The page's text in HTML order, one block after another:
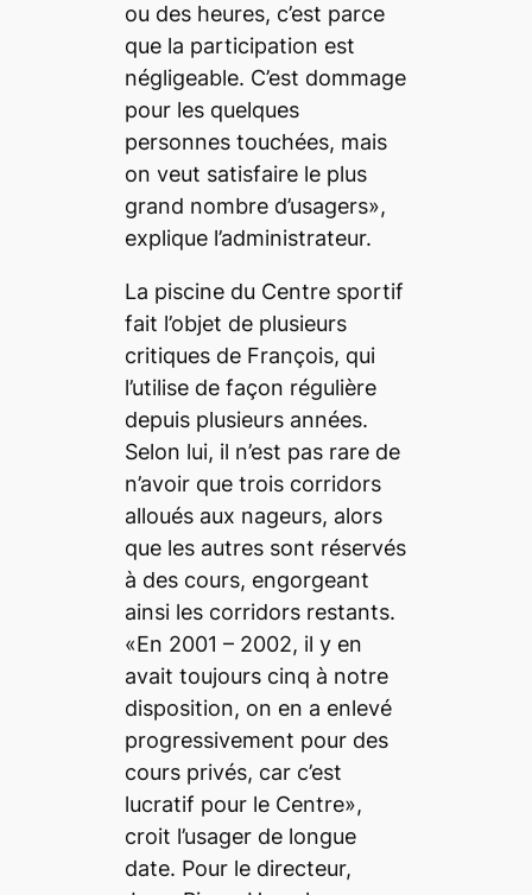
ou des heures, c’est parce
que la participation est
négligeable. C’est dommage
pour les quelques
personnes touchées, mais
on veut satisfaire le plus
grand nombre d’usagers»,
explique l’administrateur.
La piscine du Centre sportif
fait l’objet de plusieurs
critiques de François, qui
l’utilise de façon régulière
depuis plusieurs années.
Selon lui, il n’est pas rare de
n’avoir que trois corridors
alloués aux nageurs, alors
que les autres sont réservés
à des cours, engorgeant
ainsi les corridors restants.
«En 2001 – 2002, il y en
avait toujours cinq à notre
disposition, on en a enlevé
progressivement pour des
cours privés, car c’est
lucratif pour le Centre»,
croit l’usager de longue
date. Pour le directeur,